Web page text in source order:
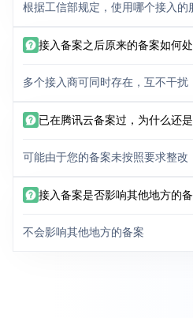
根据工信部规定，使用哪个接入的
接入备案之后原来的备案如何
多个接入商可同时存在，互不干扰
已在腾讯云备案过，为什么还
可能由于您的备案未按照要求整改
接入备案是否影响其他地方的
不会影响其他地方的备案